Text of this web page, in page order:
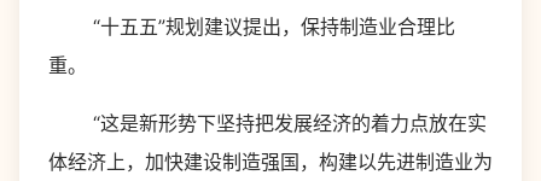
“十五五”规划建议提出，保持制造业合理比
重。
“这是新形势下坚持把发展经济的着力点放在实
体经济上，加快建设制造强国，构建以先进制造业为